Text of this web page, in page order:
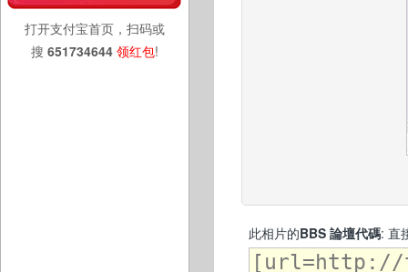
打开支付宝首页，扫码或
搜 651734644 领红包!
此相片的BBS 論壇代碼: 直